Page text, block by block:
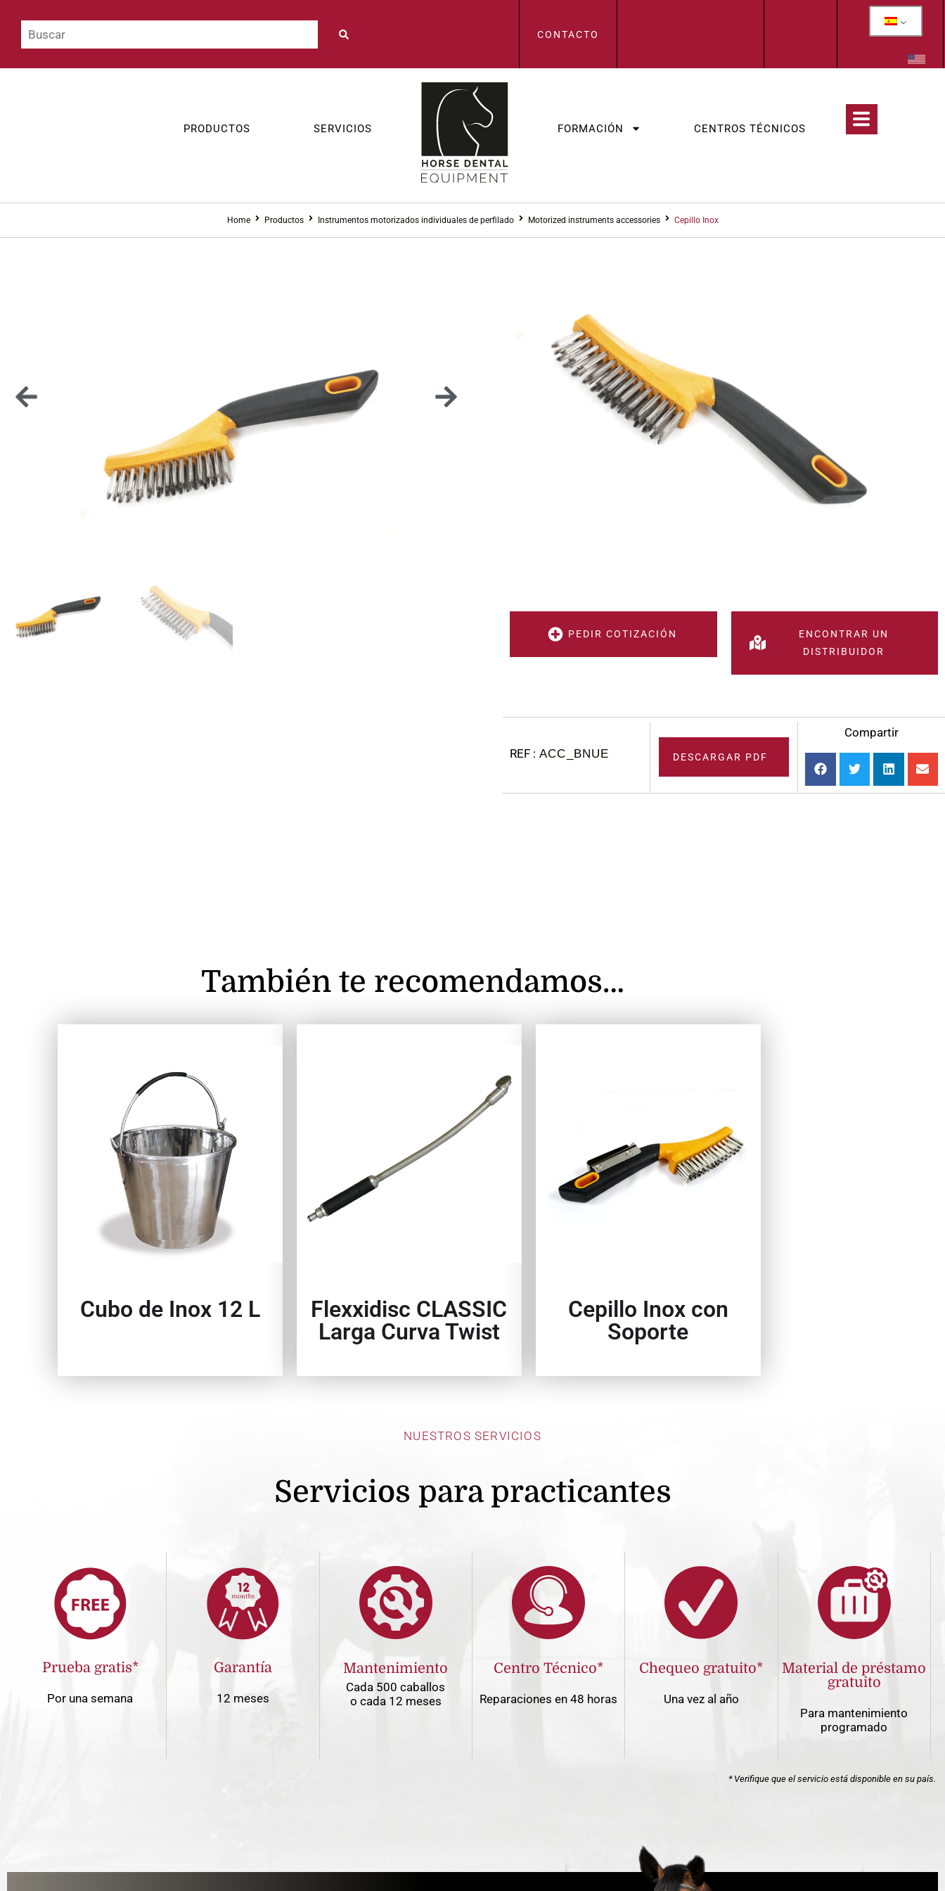
CONTACTO
PRODUCTOS SERVICIOS FORMACIÓN CENTROS TÉCNICOS
Home Productos Instrumentos motorizados individuales de perfilado Motorized instruments accessories Cepillo Inox
CEPILLO INOX
DESCRIPCIÓN
Limpia rápidamente & eficazmente todas sus fresas diamantadas.
PEDIR COTIZACIÓN
ENCONTRAR UN
DISTRIBUIDOR
ACC_BNUE DESCARGAR PDF
Compartir
También te recomendamos…
Cubo de Inox 12 L
Flexxidisc CLASSIC
Larga Curva Twist
Cepillo Inox con
Soporte
NUESTROS SERVICIOS
Servicios para practicantes
Prueba gratis*
Por una semana
Garantía
12 meses
Mantenimiento
Cada 500 caballos
o cada 12 meses
Centro Técnico*
Reparaciones en 48 horas
Chequeo gratuito*
Una vez al año
Material de préstamo
gratuito
Para mantenimiento
programado
* Verifique que el servicio está disponible en su país.